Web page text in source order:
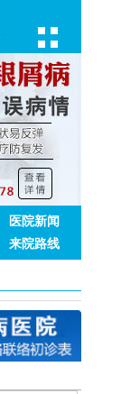
医院新闻
来院路线